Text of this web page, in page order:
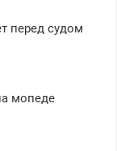
перед судом
мопеде